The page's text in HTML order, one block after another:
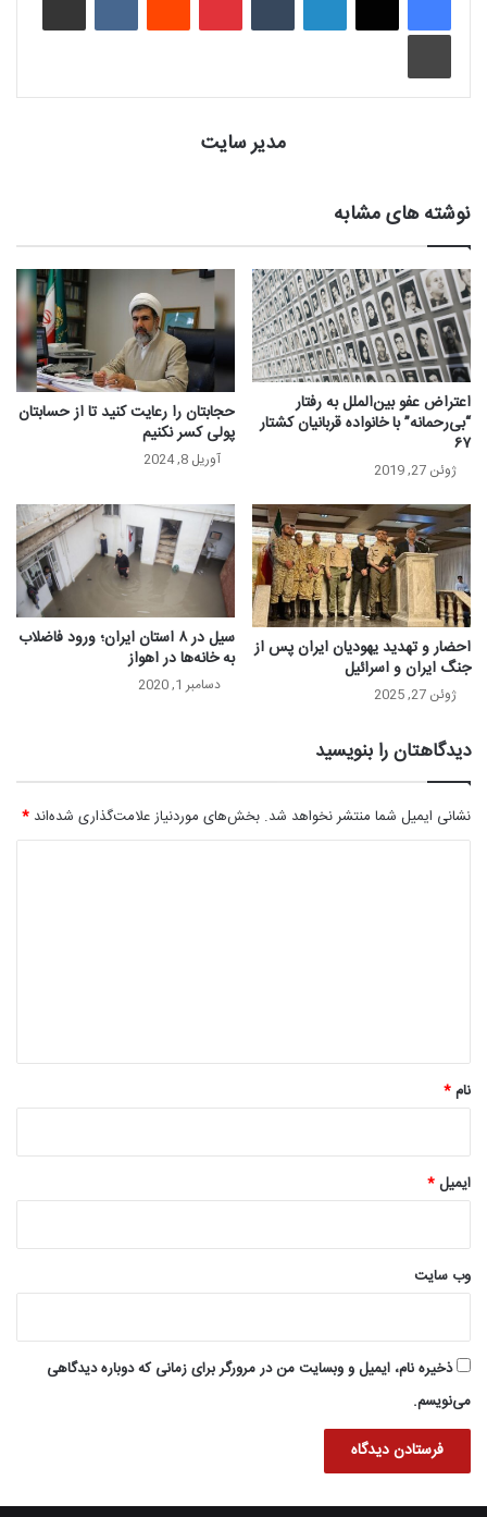
چاپ
مدیر سایت
نوشته های مشابه
اعتراض عفو بین‌الملل به رفتار
“بی‌رحمانه” با خانواده قربانیان کشتار
۶۷
ژوئن 27, 2019
حجابتان را رعایت کنید تا از حسابتان
پولی کسر نکنیم
آوریل 8, 2024
احضار و تهدید یهودیان ایران پس از
جنگ ایران و اسرائیل
ژوئن 27, 2025
سیل در ۸ استان ایران؛ ورود فاضلاب
به خانه‌ها در اهواز
دسامبر 1, 2020
دیدگاهتان را بنویسید
نشانی ایمیل شما منتشر نخواهد شد. بخش‌های موردنیاز علامت‌گذاری شده‌اند *
نام*
ایمیل *
وب‌ سایت
ذخیره نام، ایمیل و وبسایت من در مرورگر برای زمانی که دوباره دیدگاهی
می‌نویسم.